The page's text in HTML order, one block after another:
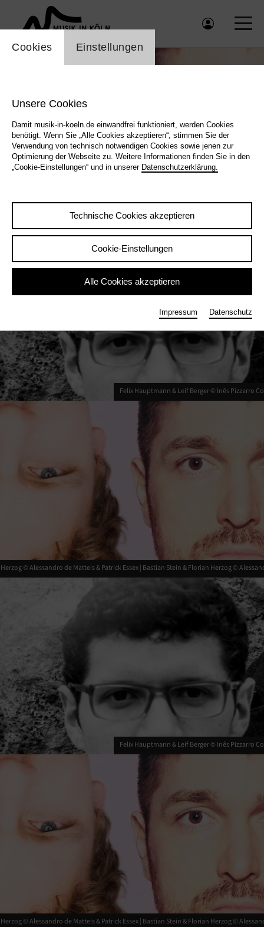
Einstellung Cookienbanner
Cookies Einstellungen
Unsere Cookies
Damit musik-in-koeln.de einwandfrei funktioniert, werden Cookies
benötigt. Wenn Sie „Alle Cookies akzeptieren“, stimmen Sie der
Verwendung von technisch notwendigen Cookies sowie jenen zur
Optimierung der Webseite zu. Weitere Informationen finden Sie in den
„Cookie-Einstellungen“ und in unserer Datenschutzerklärung.
Technische Cookies akzeptieren
Cookie-Einstellungen
Alle Cookies akzeptieren
Impressum Datenschutz
© Alessandro de Matteis & Patrick Essex |Bastian Stein & Florian Herzog ©
Felix Hauptmann & Leif Berger © Inês Pizzarro
© Alessandro de Matteis & Patrick Essex | Bastian Stein & Florian Herzog ©
Felix Hauptmann & Leif Berger © Inês Pizzarro
© Alessandro de Matteis & Patrick Essex | Bastian Stein & Florian Herzog ©